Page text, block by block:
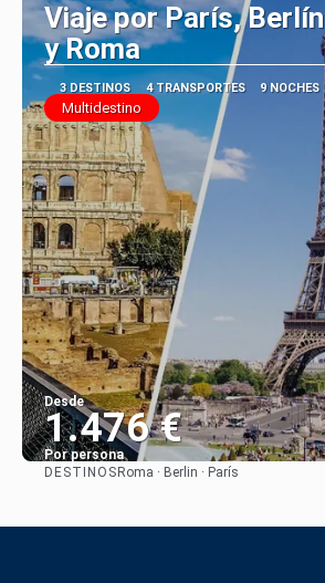
Viaje por París, Berlín
y Roma
3 DESTINOS 4 TRANSPORTES 9 NOCHES
Multidestino
Desde
1.476 €
Por persona
DESTINOS Roma · Berlin · París